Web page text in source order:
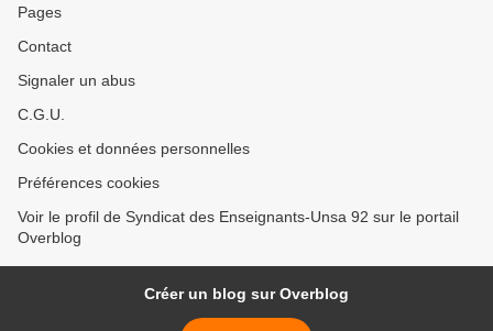
Pages
Contact
Signaler un abus
C.G.U.
Cookies et données personnelles
Préférences cookies
Voir le profil de Syndicat des Enseignants-Unsa 92 sur le portail
Overblog
Créer un blog sur Overblog